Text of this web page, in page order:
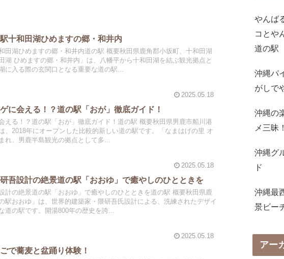
十和田湖ひめますの郷・和井内
田湖ひめますの郷・和井内道の駅 概要秋田県鹿角郡小坂町、十和田湖
湖 ひめますの郷・和井内」は、八幡平から十和田湖を結ぶ観光拠点と
に入る際の玄関口となる重要な道の駅...
2025.05.18
に会える！？道の駅「おが」徹底ガイド！
える！？道の駅「おが」徹底ガイド！道の駅 概要秋田県男鹿市船川港
、2018年にオープンした比較的新しい道の駅です。「なまはげの里 オ
れ、男鹿半島観光の拠点として多...
2025.05.18
吾設計の絶景道の駅「おおゆ」で癒やしのひとときを
計の絶景道の駅「おおゆ」で癒やしのひとときを道の駅 概要秋田県鹿
駅おおゆ」は、世界的建築家・隈研吾氏設計による、洗練されたデザイ
道の駅です。開湯800年の歴史を誇...
2025.05.18
で蕎麦と盆踊り体験！
やんば
コとや
道の駅
沖縄パ
がしで
沖縄の
メ三昧！
沖縄グ
ド
沖縄最
景ビー
アー